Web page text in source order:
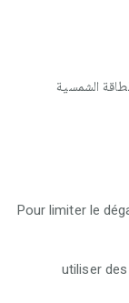
الشمسية
Pour limiter le
utiliser